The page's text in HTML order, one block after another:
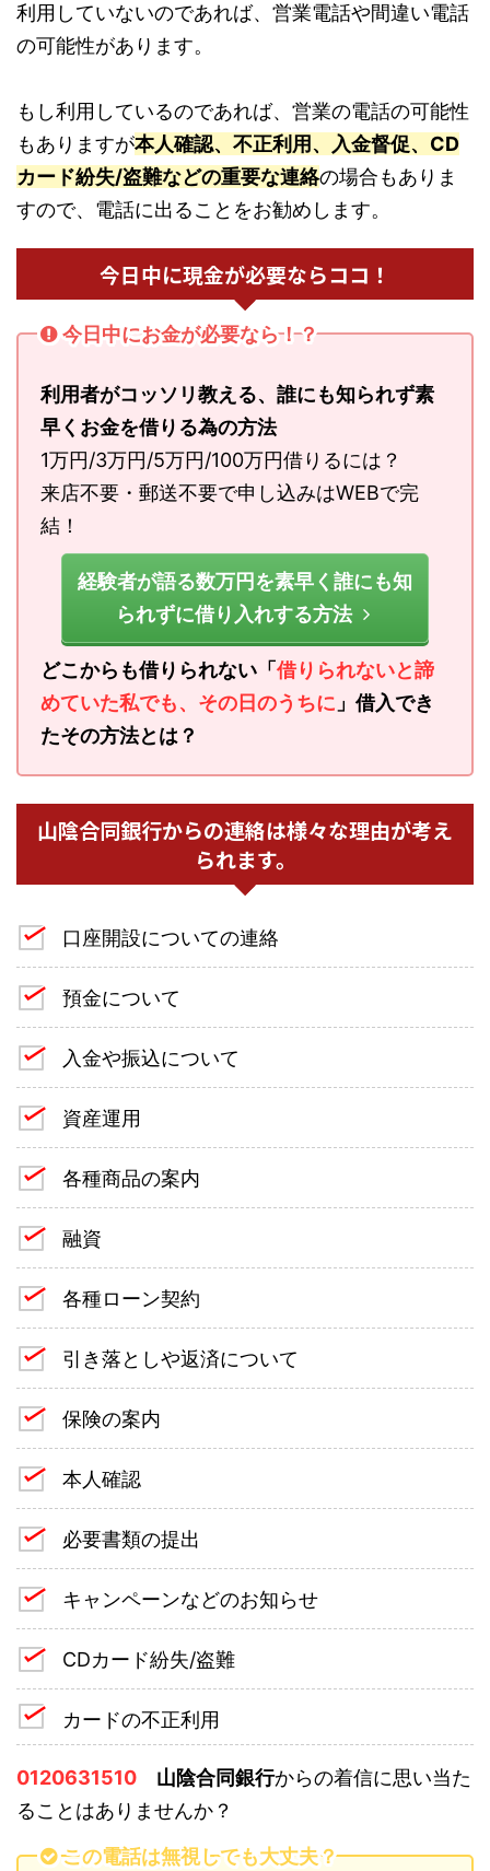
利用していないのであれば、営業電話や間違い電話
の可能性があります。
もし利用しているのであれば、営業の電話の可能性
もありますが本人確認、不正利用、入金督促、CD
カード紛失/盗難などの重要な連絡の場合もありま
すので、電話に出ることをお勧めします。
今日中に現金が必要ならココ！
今日中にお金が必要なら！？
利用者がコッソリ教える、誰にも知られず素
早くお金を借りる為の方法
1万円/3万円/5万円/100万円借りるには？
来店不要・郵送不要で申し込みはWEBで完
結！
経験者が語る数万円を素早く誰にも知
られずに借り入れする方法
どこからも借りられない「 借りられないと諦
めていた私でも、その日のうちに 」借入でき
たその方法とは？
山陰合同銀行からの連絡は様々な理由が考え
られます。
口座開設についての連絡
預金について
入金や振込について
資産運用
各種商品の案内
融資
各種ローン契約
引き落としや返済について
保険の案内
本人確認
必要書類の提出
キャンペーンなどのお知らせ
CDカード紛失/盗難
カードの不正利用
0120631510 山陰合同銀行からの着信に思い当た
ることはありませんか？
この電話は無視しても大丈夫？